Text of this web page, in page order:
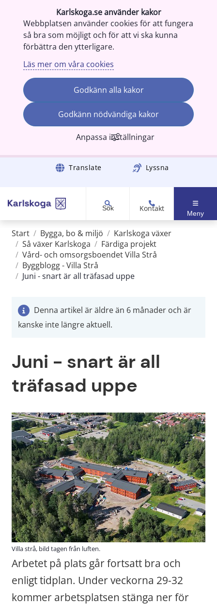
Karlskoga.se använder kakor
Webbplatsen använder cookies för att fungera
så bra som möjligt och för att vi ska kunna
förbättra den ytterligare.
Läs mer om våra cookies
Godkänn alla kakor
Godkänn nödvändiga kakor
Anpassa inställningar
Gå till innehåll Translate Lyssna
Sök Kontakt
Meny
Start / Bygga, bo & miljö / Karlskoga växer
/ Så växer Karlskoga / Färdiga projekt
/ Vård- och omsorgsboendet Villa Strå
/ Byggblogg - Villa Strå
/ Juni - snart är all träfasad uppe
Denna artikel är äldre än 6 månader och är
kanske inte längre aktuell.
Juni - snart är all
träfasad uppe
Villa strå, bild tagen från luften.
Arbetet på plats går fortsatt bra och
enligt tidplan. Under veckorna 29-32
kommer arbetsplatsen stänga ner för